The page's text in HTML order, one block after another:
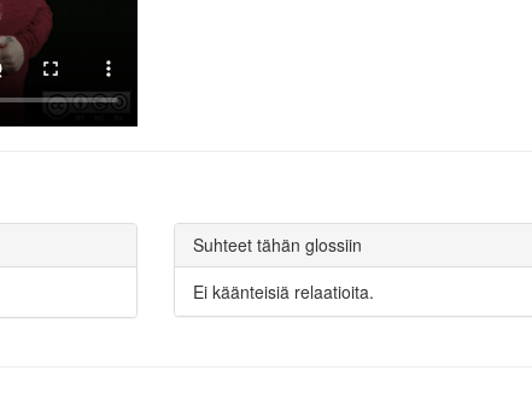
Suhteet tähän glossiin
Ei käänteisiä relaatioita.